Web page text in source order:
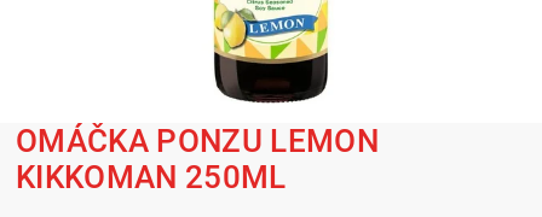
OMÁČKA PONZU LEMON
KIKKOMAN 250ML